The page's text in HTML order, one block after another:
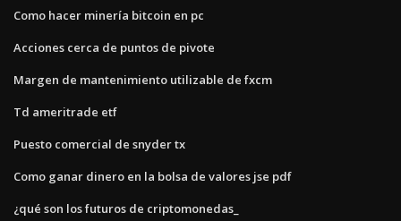
Como hacer minería bitcoin en pc
Acciones cerca de puntos de pivote
Margen de mantenimiento utilizable de fxcm
Td ameritrade etf
Puesto comercial de snyder tx
Como ganar dinero en la bolsa de valores jse pdf
¿qué son los futuros de criptomonedas_